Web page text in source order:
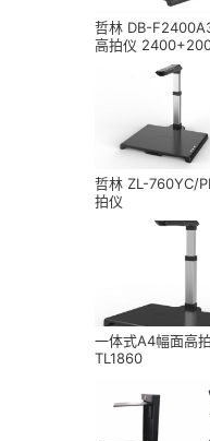
哲林 DB-
高拍仪
哲林 ZL-760YC/
拍仪
一体式A4幅面高
TL1860